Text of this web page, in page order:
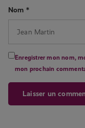
Nom *
Enregistrer mon nom,
mon prochain